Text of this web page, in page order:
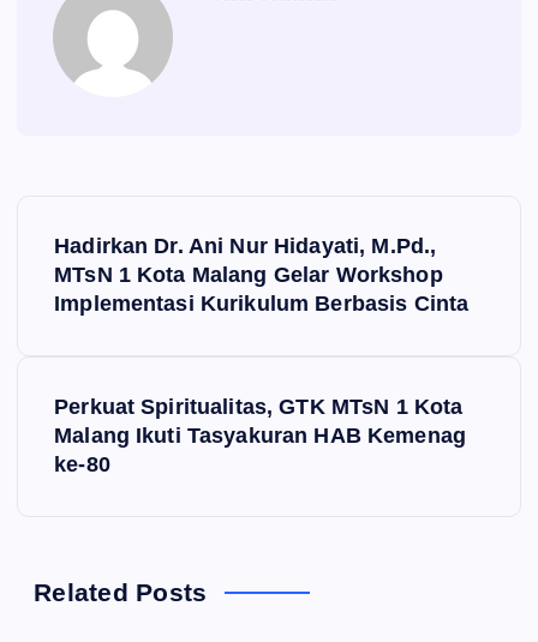
s
Hadirkan Dr. Ani Nur Hidayati, M.Pd.,
MTsN 1 Kota Malang Gelar Workshop
Implementasi Kurikulum Berbasis Cinta
Perkuat Spiritualitas, GTK MTsN 1 Kota
Malang Ikuti Tasyakuran HAB Kemenag
ke-80
Related Posts